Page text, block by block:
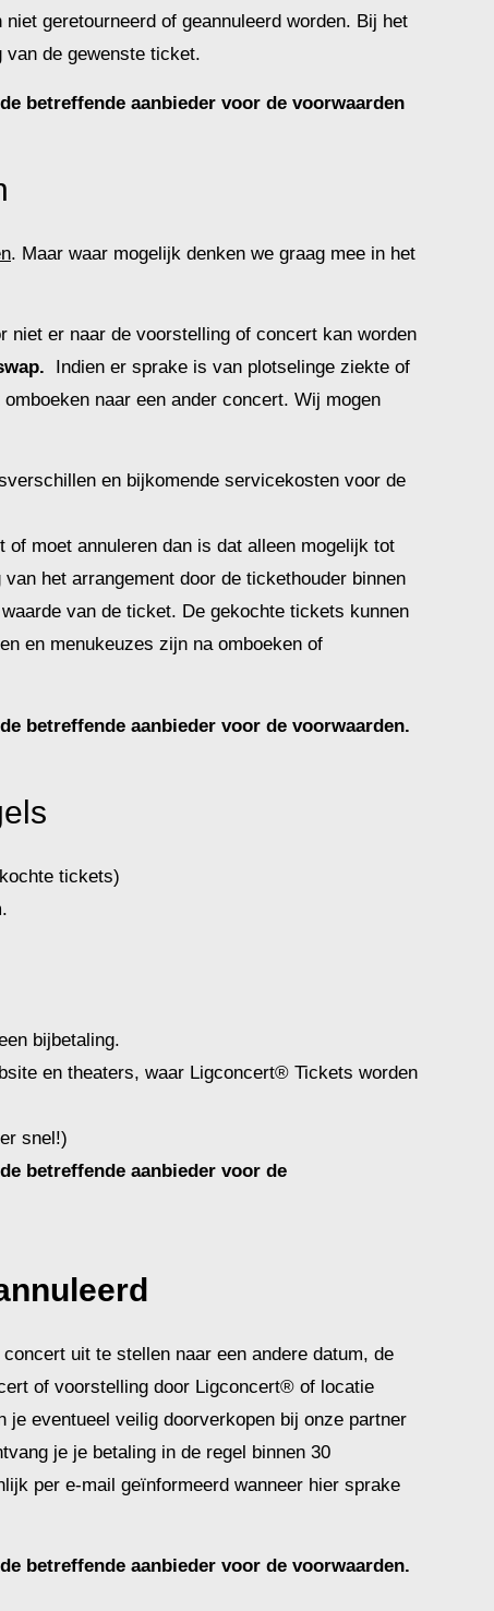
geretourneerd of geannuleerd worden. Bij het
van de gewenste ticket.
betreffende aanbieder voor de voorwaarden
. Maar waar mogelijk denken we graag mee in het
niet er naar de voorstelling of concert kan worden
Indien er sprake is van plotselinge ziekte of
naar een ander concert. Wij mogen
en bijkomende servicekosten voor de
moet annuleren dan is dat alleen mogelijk tot
het arrangement door de tickethouder binnen
van de ticket. De gekochte tickets kunnen
en menukeuzes zijn na omboeken of
betreffende aanbieder voor de voorwaarden.
tickets)
bijbetaling.
en theaters, waar Ligconcert® Tickets worden
snel!)
betreffende aanbieder voor de
uit te stellen naar een andere datum, de
of voorstelling door Ligconcert® of locatie
eventueel veilig doorverkopen bij onze partner
je je betaling in de regel binnen 30
per e-mail geïnformeerd wanneer hier sprake
betreffende aanbieder voor de voorwaarden.